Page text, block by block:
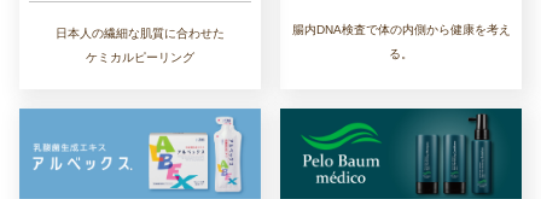
日本人の繊細な肌質に合わせた
ケミカルピーリング
腸内DNA検査で体の内側から健康を考え
る。